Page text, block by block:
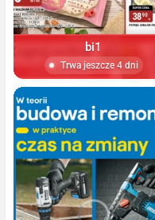
bi1
Trwa jeszcze 4 dni